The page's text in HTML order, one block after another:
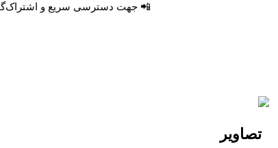
📲 جهت دسترسی سریع و
تصاویر